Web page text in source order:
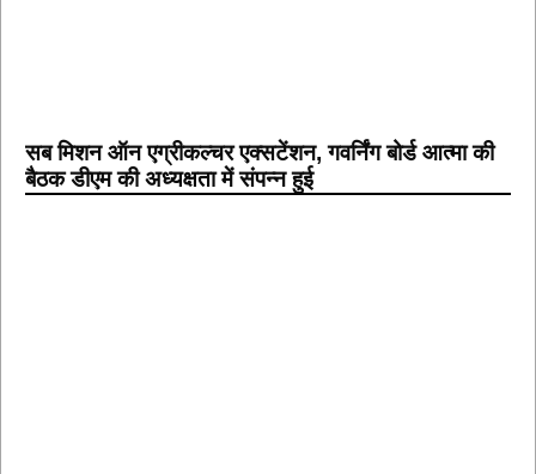
सब मिशन ऑन एग्रीकल्चर एक्सटेंशन, गवर्निंग बोर्ड आत्मा की
बैठक डीएम की अध्यक्षता में संपन्न हुई